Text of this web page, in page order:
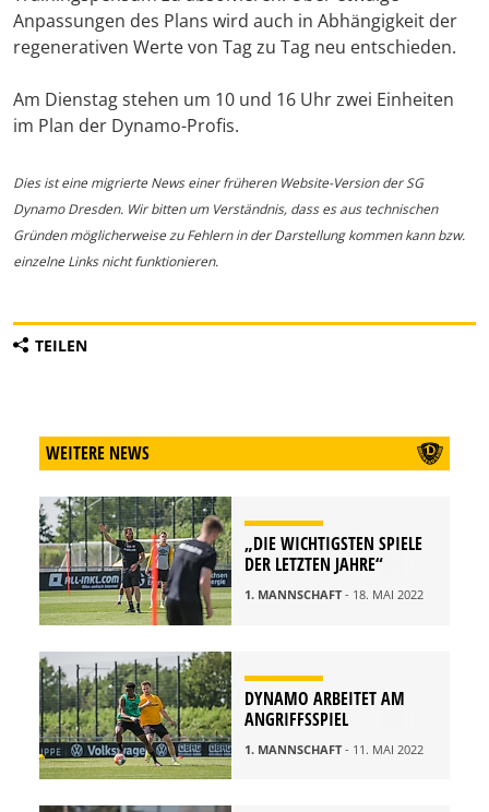
Anpassungen des Plans wird auch in Abhängigkeit der
regenerativen Werte von Tag zu Tag neu entschieden.
Am Dienstag stehen um 10 und 16 Uhr zwei Einheiten
im Plan der Dynamo-Profis.
Dies ist eine migrierte News einer früheren Website-Version der SG
Dynamo Dresden. Wir bitten um Verständnis, dass es aus technischen
Gründen möglicherweise zu Fehlern in der Darstellung kommen kann bzw.
einzelne Links nicht funktionieren.
TEILEN
WEITERE NEWS
„DIE WICHTIGSTEN SPIELE
DER LETZTEN JAHRE“
1. MANNSCHAFT- 18. MAI 2022
DYNAMO ARBEITET AM
ANGRIFFSSPIEL
1. MANNSCHAFT- 11. MAI 2022